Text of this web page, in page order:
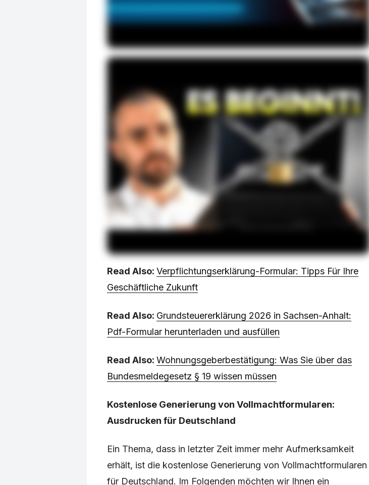
Read Also: Verpflichtungserklärung-Formular: Tipps Für Ihre
Geschäftliche Zukunft
Read Also: Grundsteuererklärung 2026 in Sachsen-Anhalt:
Pdf-Formular herunterladen und ausfüllen
Read Also: Wohnungsgeberbestätigung: Was Sie über das
Bundesmeldegesetz § 19 wissen müssen
Kostenlose Generierung von Vollmachtformularen:
Ausdrucken für Deutschland
Ein Thema, dass in letzter Zeit immer mehr Aufmerksamkeit
erhält, ist die kostenlose Generierung von Vollmachtformularen
für Deutschland. Im Folgenden möchten wir Ihnen ein